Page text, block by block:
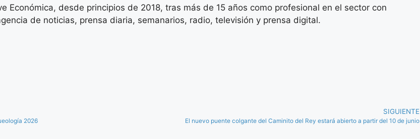
Económica, desde principios de 2018, tras más de 15 años como profesional en el sector con
de noticias, prensa diaria, semanarios, radio, televisión y prensa digital.
2026
SIGUIENTE
El nuevo puente colgante del Caminito del Rey estará abierto a partir del 10 de junio